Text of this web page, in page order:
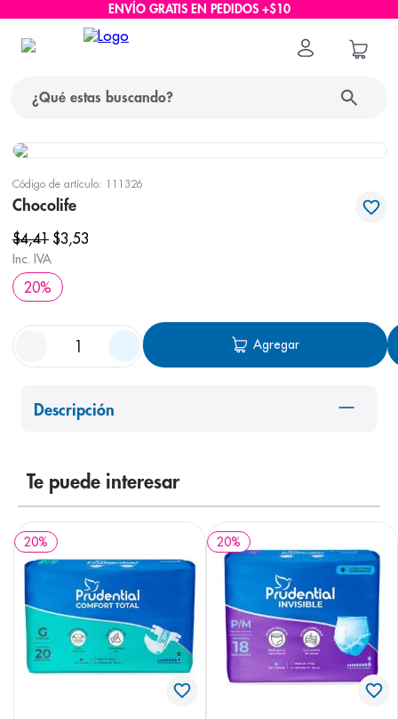
ENVÍO GRATIS EN PEDIDOS +$10
Código de artículo: 111326
Chocolife
$4,41 $3,53
Inc. IVA
20%
Agregar
Descripción
Te puede interesar
20% 20%
términos más buscados
1. protector solar
2 pañales
3.
4. cerave
5. nivea
shampoo
8. pediasure
10.prueba embarazo